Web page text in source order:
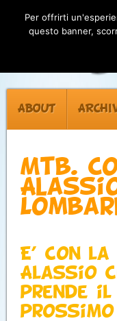
ABOUT
Mtb.
E’ con
Alassio
prende il
prossimo
Per offrirti
questo banner,